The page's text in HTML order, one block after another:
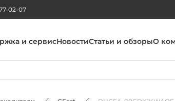
02-07
и сервисНовостиСтатьи и обзорыО